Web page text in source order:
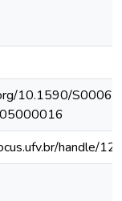
10.1590/S0006-
handle/